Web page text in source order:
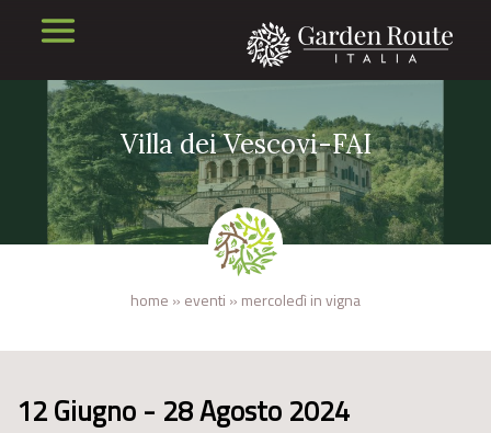
Villa dei Vescovi-FAI
home » eventi » mercoledì in vigna
12 Giugno - 28 Agosto 2024